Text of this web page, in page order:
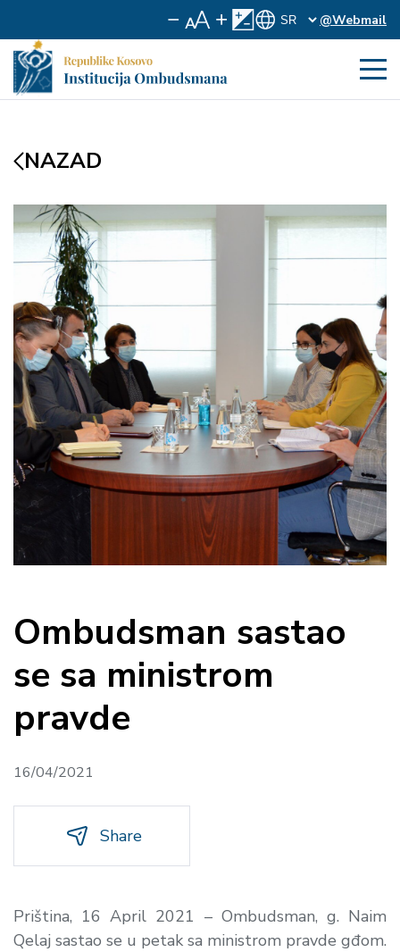
@Webmail
NAZAD
Ombudsman sastao
se sa ministrom
pravde
16/04/2021
Share
Priština, 16 April 2021 – Ombudsman, g. Naim
Qelaj sastao se u petak sa ministrom pravde gđom.